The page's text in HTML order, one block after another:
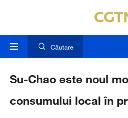
Căutare
Su-Chao este noul
consumului local în